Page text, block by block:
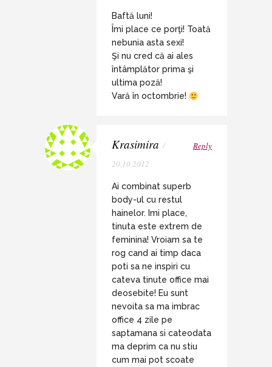
Baftă luni!
Îmi place ce porţi! Toată
nebunia asta sexi!
Şi nu cred că ai ales
întâmplător prima şi
ultima poză!
Vară în octombrie!
Krasimira /
20.10.2012
Reply
Ai combinat superb
body-ul cu restul
hainelor. Imi place,
tinuta este extrem de
feminina! Vroiam sa te
rog cand ai timp daca
poti sa ne inspiri cu
cateva tinute office mai
deosebite! Eu sunt
nevoita sa ma imbrac
office 4 zile pe
saptamana si cateodata
ma deprim ca nu stiu
cum mai pot scoate